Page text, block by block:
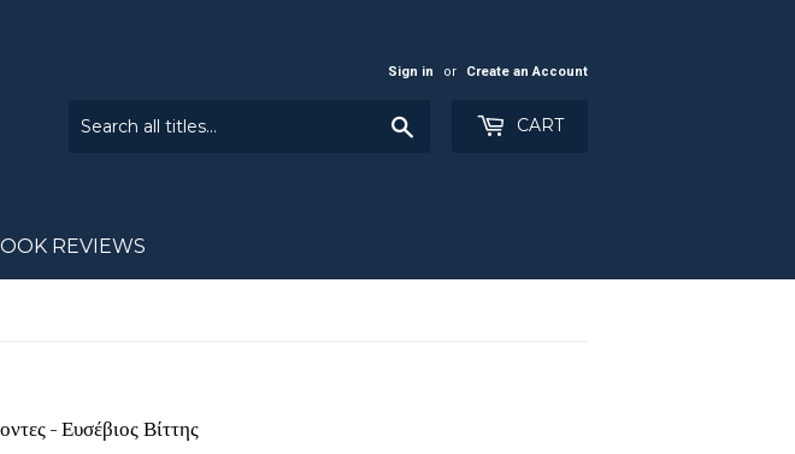
Sign in or Create an Account
CART
REVIEWS
- Ευσέβιος Βίττης